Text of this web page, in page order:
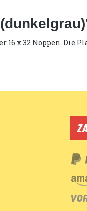
16 x 32 Noppen. Die